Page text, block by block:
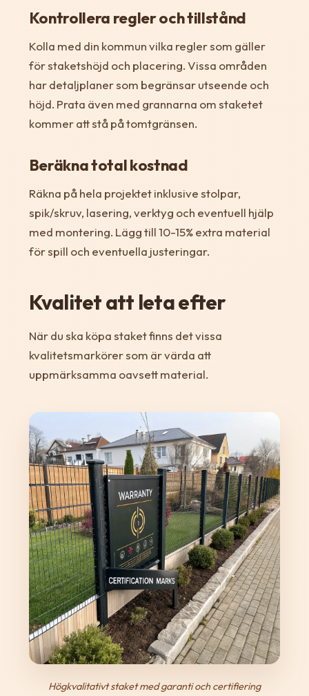
Kontrollera regler och tillstånd
Kolla med din kommun vilka regler som gäller
för staketshöjd och placering. Vissa områden
har detaljplaner som begränsar utseende och
höjd. Prata även med grannarna om staketet
kommer att stå på tomtgränsen.
Beräkna total kostnad
Räkna på hela projektet inklusive stolpar,
spik/skruv, lasering, verktyg och eventuell hjälp
med montering. Lägg till 10-15% extra material
för spill och eventuella justeringar.
Kvalitet att leta efter
När du ska köpa staket finns det vissa
kvalitetsmarkörer som är värda att
uppmärksamma oavsett material.
Högkvalitativt staket med garanti och certifiering